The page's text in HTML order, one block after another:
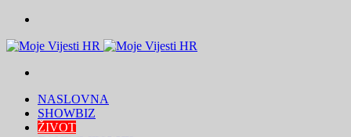
NASLOVNA
SHOWBIZ
ŽIVOT